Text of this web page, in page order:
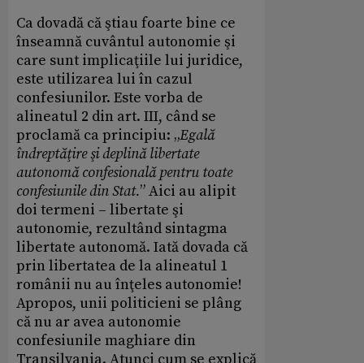
Ca dovadă că ştiau foarte bine ce
înseamnă cuvântul autonomie şi
care sunt implicaţiile lui juridice,
este utilizarea lui în cazul
confesiunilor. Este vorba de
alineatul 2 din art. III, când se
proclamă ca principiu: „Egală
îndreptăţire şi deplină libertate
autonomă confesională pentru toate
confesiunile din Stat.” Aici au alipit
doi termeni – libertate şi
autonomie, rezultând sintagma
libertate autonomă. Iată dovada că
prin libertatea de la alineatul 1
românii nu au înţeles autonomie!
Apropos, unii politicieni se plâng
că nu ar avea autonomie
confesiunile maghiare din
Transilvania. Atunci cum se explică